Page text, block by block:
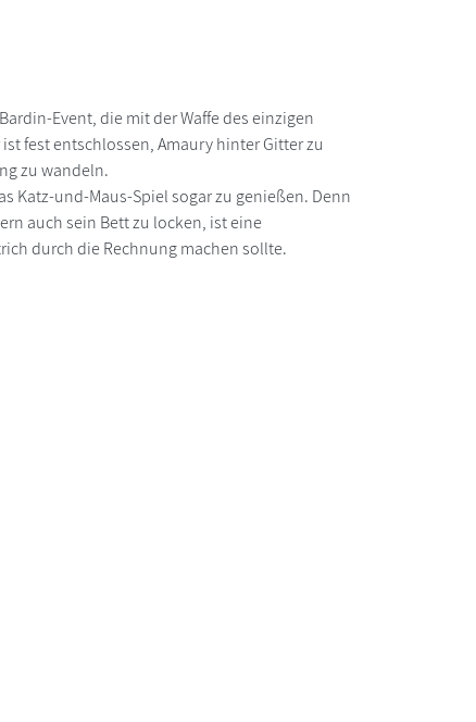
Event, die mit der Waffe des einzigen
fest entschlossen, Amaury hinter Gitter zu
zu wandeln.
Katz-und-Maus-Spiel sogar zu genießen. Denn
auch sein Bett zu locken, ist eine
durch die Rechnung machen sollte.